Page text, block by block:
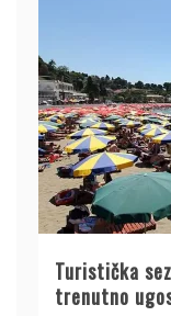
Turistička
trenutno